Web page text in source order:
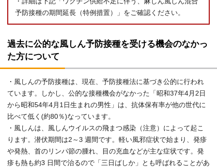
予防接種の期間延長（特例措置）」をご確認ください。
過去に公的な風しん予防接種を受ける機会のなかっ
た方について
・風しんの予防接種は、現在、予防接種法に基づき公的に行われ
ています。しかし、公的な接種機会がなかった「昭和37年4月2日
から昭和54年4月1日生まれの男性」は、抗体保有率が他の世代に
比べて低く(約80％)なっています。
・風しんは、風しんウイルスの飛まつ感染（注意）によって起こ
ります。潜伏期間は2～3 週間です。軽い風邪症状で始まり、発疹
や発熱、首のリンパ節の腫れ、目の充血などが主な症状です。発
疹も熱も約3 日間で治るので「三日ばしか」とも呼ばれることがあ